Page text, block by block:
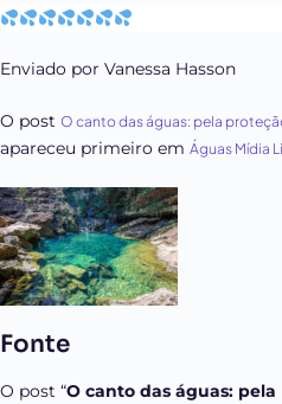
Enviado por Vanessa Hasson
O post O canto das águas: pela
apareceu primeiro em Águas Mídia
Fonte
O post “O canto das águas: